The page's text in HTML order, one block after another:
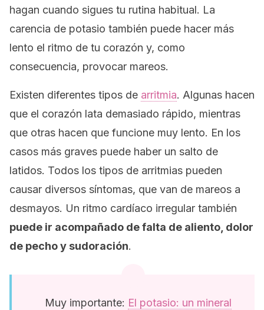
hagan cuando sigues tu rutina habitual. La
carencia de potasio también puede hacer más
lento el ritmo de tu corazón y, como
consecuencia, provocar mareos.
Existen diferentes tipos de arritmia. Algunas hacen
que el corazón lata demasiado rápido, mientras
que otras hacen que funcione muy lento. En los
casos más graves puede haber un salto de
latidos. Todos los tipos de arritmias pueden
causar diversos síntomas, que van de mareos a
desmayos. Un ritmo cardíaco irregular también
puede ir acompañado de falta de aliento, dolor
de pecho y sudoración.
Muy importante: El potasio: un mineral